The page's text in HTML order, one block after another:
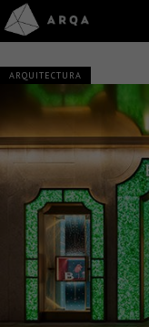
ARQUITECTURA